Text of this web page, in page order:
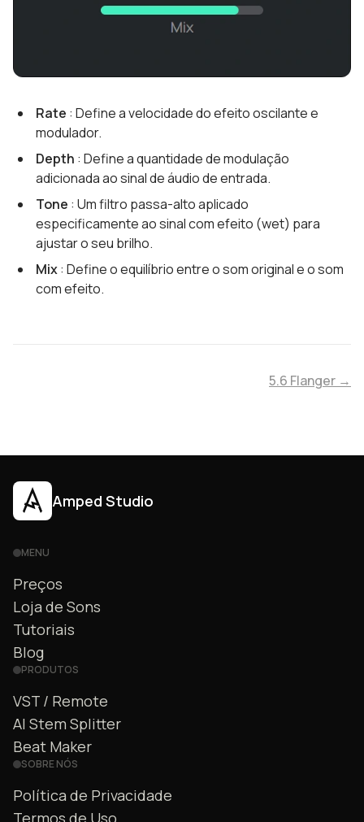
Rate : Define a velocidade do efeito oscilante e
modulador.
Depth : Define a quantidade de modulação
adicionada ao sinal de áudio de entrada.
Tone : Um filtro passa-alto aplicado
especificamente ao sinal com efeito (wet) para
ajustar o seu brilho.
Mix: Define o equilíbrio entre o som original e o som
com efeito.
5.6 Flanger →
Amped Studio
MENU
Preços
Loja de Sons
Tutoriais
Blog
PRODUTOS
VST / Remote
AI Stem Splitter
Beat Maker
SOBRE NÓS
Política de Privacidade
Termos de Uso